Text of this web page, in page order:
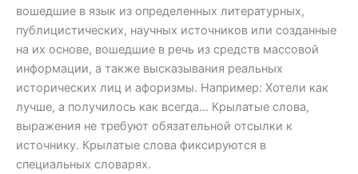
вошедшие в язык из определенных литературных,
публицистических, научных источников или созданные
на их основе, вошедшие в речь из средств массовой
информации, а также высказывания реальных
исторических лиц и афоризмы. Например: Хотели как
лучше, а получилось как всегда… Крылатые слова,
выражения не требуют обязательной отсылки к
источнику. Крылатые слова фиксируются в
специальных словарях.